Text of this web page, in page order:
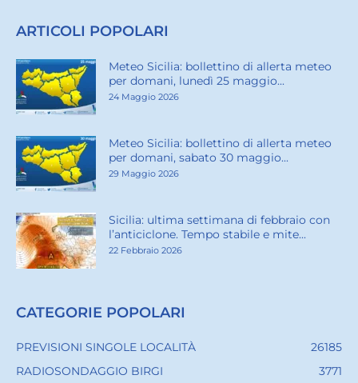
ARTICOLI POPOLARI
Meteo Sicilia: bollettino di allerta meteo
per domani, lunedì 25 maggio...
24 Maggio 2026
Meteo Sicilia: bollettino di allerta meteo
per domani, sabato 30 maggio...
29 Maggio 2026
Sicilia: ultima settimana di febbraio con
l’anticiclone. Tempo stabile e mite...
22 Febbraio 2026
CATEGORIE POPOLARI
PREVISIONI SINGOLE LOCALITÀ
26185
RADIOSONDAGGIO BIRGI
3771